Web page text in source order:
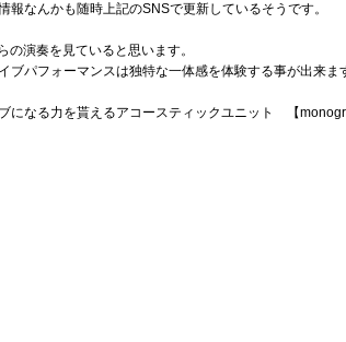
なんかも随時上記のSNSで更新しているそうです。
演奏を見ていると思います。
パフォーマンスは独特な一体感を体験する事が出来ま
になる力を貰えるアコースティックユニット 【